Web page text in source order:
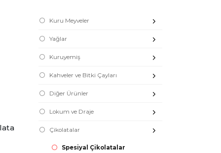
Kuru Meyveler
Yağlar
Kuruyemiş
Kahveler ve Bitki Çayları
Diğer Ürünler
Lokum ve Draje
Çikolatalar
Spesiyal Çikolatalar